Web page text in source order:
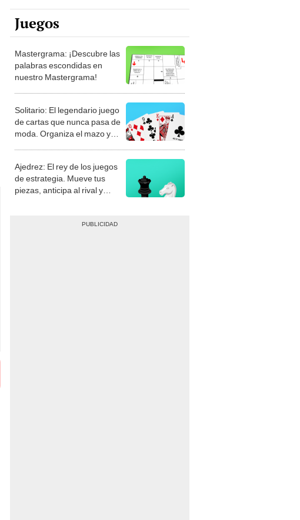
Juegos
Mastergrama: ¡Descubre las
palabras escondidas en
nuestro Mastergrama!
Solitario: El legendario juego
de cartas que nunca pasa de
moda. Organiza el mazo y
Ajedrez: El rey de los juegos
de estrategia. Mueve tus
piezas, anticipa al rival y